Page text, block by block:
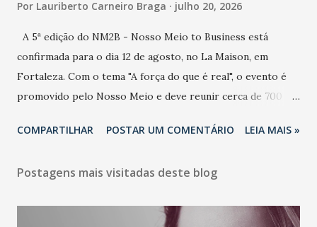
Por Lauriberto Carneiro Braga julho 20, 2026
A 5ª edição do NM2B - Nosso Meio to Business está
confirmada para o dia 12 de agosto, no La Maison, em
Fortaleza. Com o tema "A força do que é real", o evento é
promovido pelo Nosso Meio e deve reunir cerca de 700
e lideranças do Mercado Nacional. Desde 2022, o NM2B
de negócios do Nordeste, reunindo profissionais de marcas
LinkedIn, VISA, Grupo 3corações, TikTok e M. Dias Branco.
COMPARTILHAR POSTAR UM COMENTÁRIO LEIA MAIS »
Postagens mais visitadas deste blog